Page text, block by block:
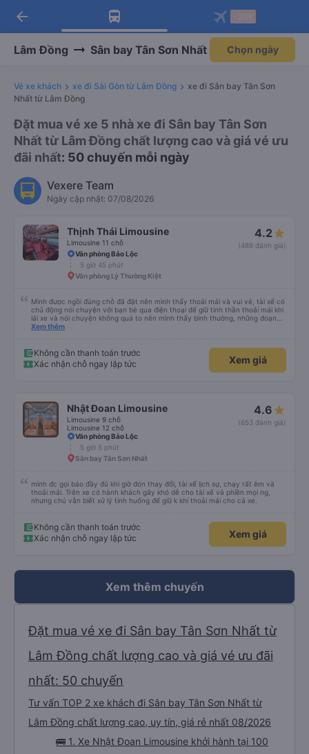
Tải app Vexere ngay!
Nhận ưu đãi thành viên độc
Mở app
Tải app Vexere
-30k/ghế khi đặt vé máy bay qua
Mở app
arrow_back
Lâm Đồng Sân bay Tân Sơn Nhất Chọn ngày
Vé xe khách xe đi Sài Gòn từ Lâm Đồng
xe đi Sân bay Tân Sơn
Nhất từ Lâm Đồng
Đặt mua vé xe 5 nhà xe đi Sân bay Tân Sơn
Nhất từ Lâm Đồng chất lượng cao và giá vé ưu
đãi nhất: 50 chuyến mỗi ngày
Vexere Team
Ngày cập nhật: 07/08/2026
Thịnh Thái Limousine
Limousine 11 chỗ
4.2
(489 đánh giá)
Văn phòng Bảo Lộc
5 giờ 45 phút
Văn phòng Lý Thường Kiệt
Mình được ngồi đúng chỗ đã đặt nên mình thấy thoải mái và vui vẻ, tài xế có
chủ động nói chuyện với bạn bè qua điện thoại để giữ tinh thần thoải mái khi
lái xe và nói chuyện không quá to nên mình thấy bình thường, những đoạn
cần tập trung như vào đường đèo thì tài xế ngừng lại để tập trung. Tài xế
sạch, thoải mái không mùi nhiều.
Xem thêm
Không cần thanh toán trước
Xác nhận chỗ ngay lập tức
Xem giá
Nhật Đoan Limousine
Limousine 9 chỗ
Limousine 12 chỗ
4.6
(653 đánh giá)
Văn phòng Bảo Lộc
5 giờ 5 phút
Sân bay Tân Sơn Nhất
mình đc gọi báo đầy đủ khi giờ đón thay đổi, tài xế lịch sự, chạy rất êm và
thoải mái. Trên xe có hành khách gây khó dễ cho tài xế và phiền mọi ng,
nhưng chú vẫn biết xử lý tình huống để giữ k khí thoải mái cho cả xe.
Không cần thanh toán trước
Xác nhận chỗ ngay lập tức
Xem giá
Xem thêm chuyến
Đặt mua vé xe đi Sân bay Tân Sơn Nhất từ
Lâm Đồng chất lượng cao và giá vé ưu đãi
nhất: 50 chuyến
Tư vấn TOP 2 xe khách đi Sân bay Tân Sơn Nhất từ
Lâm Đồng chất lượng cao, uy tín, giá rẻ nhất 08/2026
🚌 1. Xe Nhật Đoan Limousine khởi hành tại 100